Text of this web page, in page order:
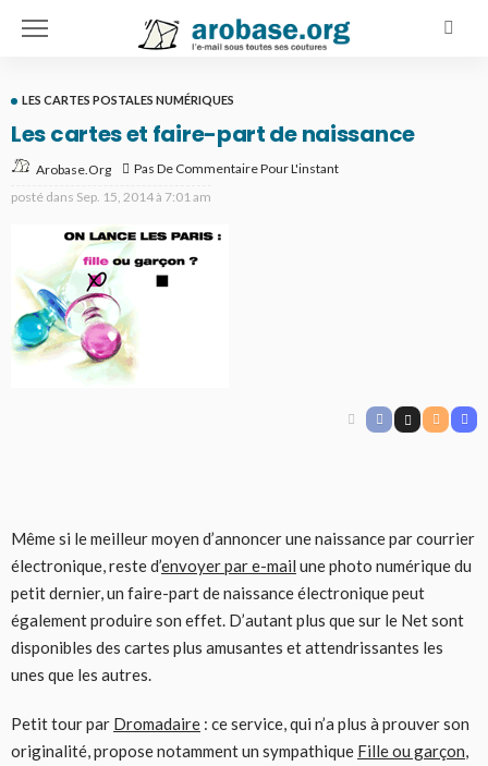
LES CARTES POSTALES NUMÉRIQUES
Les cartes et faire-part de naissance
Arobase.org
Pas De Commentaire Pour L'instant
posté dans Sep. 15, 2014 à 7:01 am
Même si le meilleur moyen d’annoncer une naissance par courrier
électronique, reste d’envoyer par e-mail une photo numérique du
petit dernier, un faire-part de naissance électronique peut
également produire son effet. D’autant plus que sur le Net sont
disponibles des cartes plus amusantes et attendrissantes les
unes que les autres.
Petit tour par Dromadaire : ce service, qui n’a plus à prouver son
originalité, propose notamment un sympathique Fille ou garçon,